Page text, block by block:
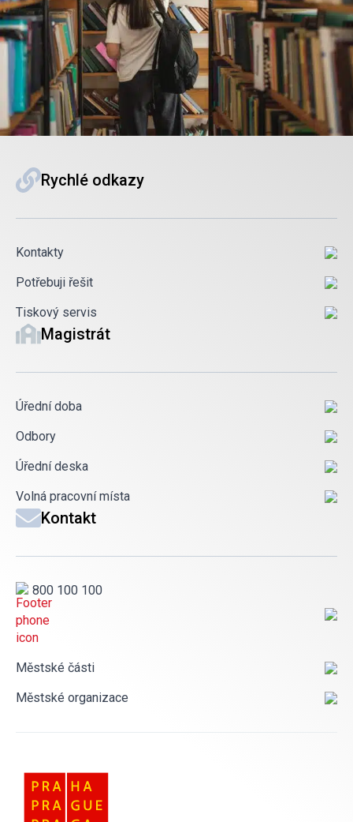
Rychlé odkazy
Kontakty
Potřebuji řešit
Tiskový servis
Magistrát
Úřední doba
Odbory
Úřední deska
Volná pracovní místa
Kontakt
800 100 100
Městské části
Městské organizace